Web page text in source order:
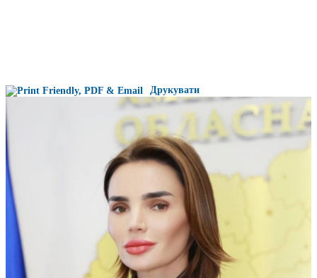
Друкувати